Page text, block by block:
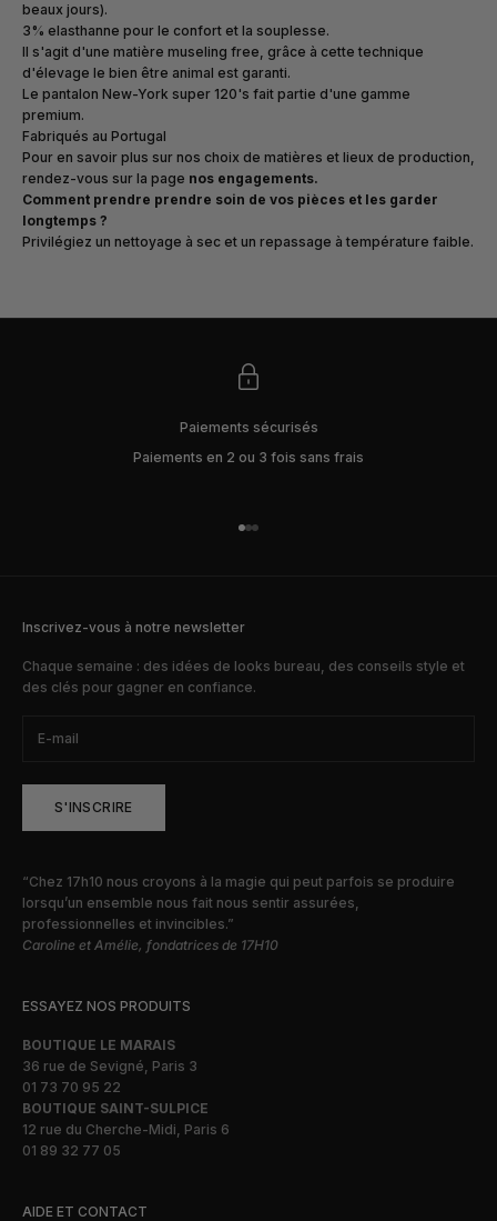
beaux jours).
3% elasthanne pour le confort et la souplesse.
Il s'agit d'une matière museling free, grâce à cette technique
d'élevage le bien être animal est garanti.
Le pantalon New-York super 120's fait partie d'une gamme
premium.
Fabriqués au Portugal
Pour en savoir plus sur nos choix de matières et lieux de production,
rendez-vous sur la page nos engagements.
Comment prendre prendre soin de vos pièces et les garder
longtemps ?
Privilégiez un nettoyage à sec et un repassage à température faible.
Paiements sécurisés
Paiements en 2 ou 3 fois sans frais
Aller à l'élément 1
Aller à l'élément 2
Aller à l'élément 3
Inscrivez-vous à notre newsletter
Chaque semaine : des idées de looks bureau, des conseils style et
des clés pour gagner en confiance.
S'INSCRIRE
“Chez 17h10 nous croyons à la magie qui peut parfois se produire
lorsqu’un ensemble nous fait nous sentir assurées,
professionnelles et invincibles.”
Caroline et Amélie, fondatrices de 17H10
ESSAYEZ NOS PRODUITS
BOUTIQUE LE MARAIS
36 rue de Sevigné, Paris 3
01 73 70 95 22
BOUTIQUE SAINT-SULPICE
12 rue du Cherche-Midi, Paris 6
01 89 32 77 05
AIDE ET CONTACT